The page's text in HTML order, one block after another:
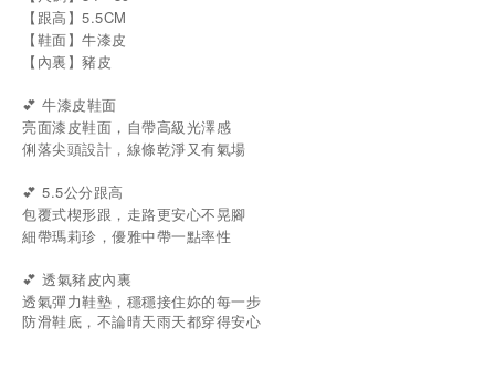
【跟高】5.5CM
【鞋面】牛漆皮
【內裏】豬皮
💕 牛漆皮鞋面
亮面漆皮鞋面，自帶高級光澤感
俐落尖頭設計，線條乾淨又有氣場
💕 5.5公分跟高
包覆式楔形跟，走路更安心不晃腳
細帶瑪莉珍，優雅中帶一點率性
💕 透氣豬皮內裏
透氣彈力鞋墊，穩穩接住妳的每一步
防滑鞋底，不論晴天雨天都穿得安心